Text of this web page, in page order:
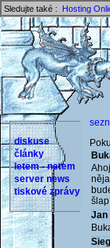
Sledujte také : Hosting
diskuse
články
letem - netem
server news
tiskové zprávy
Jan